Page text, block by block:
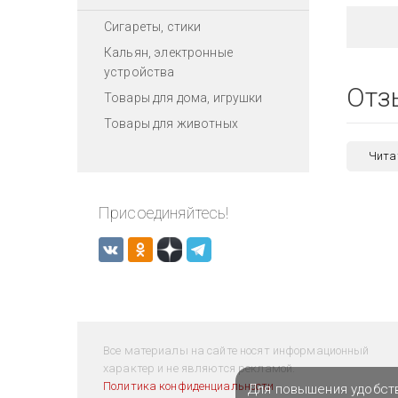
Сигареты, стики
Кальян, электронные
устройства
Товары для дома, игрушки
Товары для животных
Присоединяйтесь!
Все материалы на сайте носят информационный
характер и не являются рекламой.
Политика конфиденциальностиДля повышения